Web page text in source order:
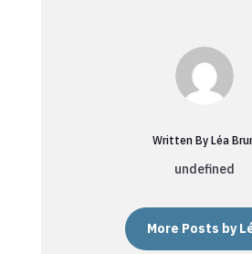
Written By Léa
undefined
More Posts by